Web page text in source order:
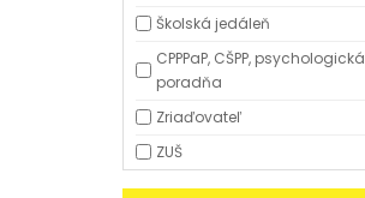
Školská jedáleň
CPPPaP, CŠPP, psychologická
poradňa
Zriaďovateľ
ZUŠ